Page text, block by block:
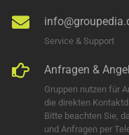
Service & Support
Anfragen &
Gruppen nutzen für
die direkten
Bitte beachten Sie,
und Anfragen per